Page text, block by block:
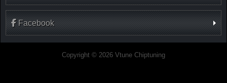
Facebook
Copyright © 2026 Vtune Chiptuning